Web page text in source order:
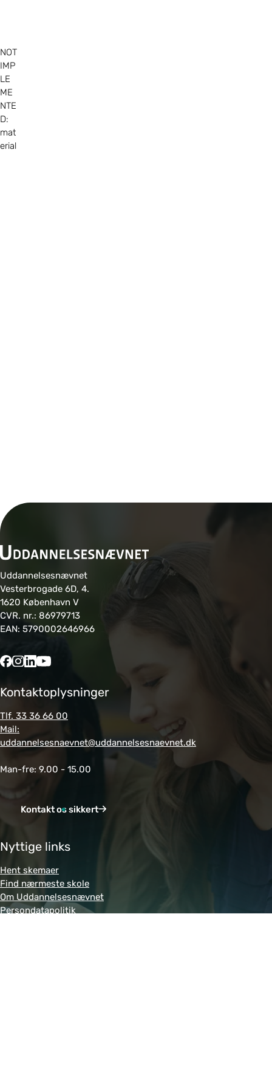
NOT
IMP
LE
ME
NTE
D:
mat
erial
Uddannelsesnævnet
Vesterbrogade 6D, 4.
1620 København V
CVR. nr.: 86979713
EAN: 5790002646966
Kontaktoplysninger
Tlf. 33 36 66 00
Mail:
uddannelsesnaevnet@uddannelsesnaevnet.dk
Man-fre: 9.00 - 15.00
Kontakt os sikkert
Nyttige links
Hent skemaer
Find nærmeste skole
Om Uddannelsesnævnet
Persondatapolitik